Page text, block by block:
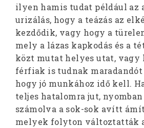
ilyen hamis tudat például az
urizálás, hogy a teázás az
kezdődik, vagy hogy a
mely a lázas kapkodás és a
közt mutat helyes utat, vagy
férfiak is tudnak
hogy jó munkához idő kell.
teljes hatalomra jut,
számolva a sok-sok avítt
melyek folyton változtatták